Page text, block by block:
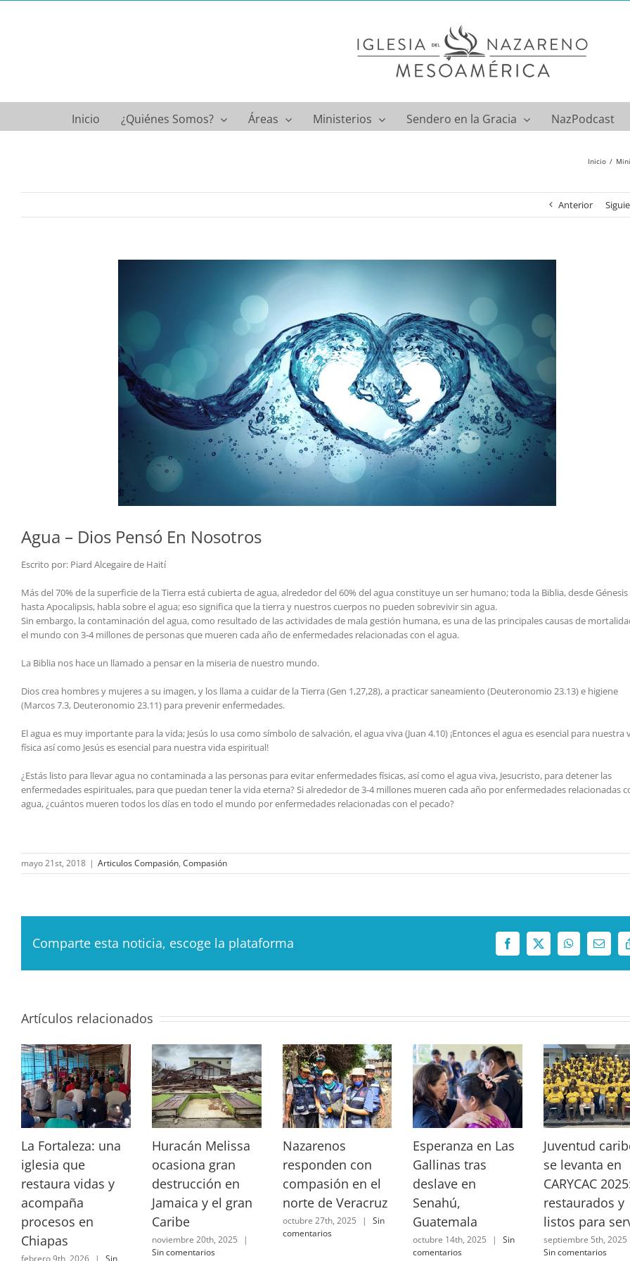
Inicio ¿Quiénes Somos? Áreas Ministerios Sendero en la Gracia NazPodcast
Inicio
Anterior
Agua – Dios Pensó En Nosotros
Escrito por: Piard Alcegaire de Haití
Más del 70% de la superficie de la Tierra está cubierta de agua, alrededor del 60% del agua constituye un ser humano; toda la Biblia, desde Génesis
hasta Apocalipsis, habla sobre el agua; eso significa que la tierra y nuestros cuerpos no pueden sobrevivir sin agua.
Sin embargo, la contaminación del agua, como resultado de las actividades de mala gestión humana, es una de las principales causas de
el mundo con 3-4 millones de personas que mueren cada año de enfermedades relacionadas con el agua.
La Biblia nos hace un llamado a pensar en la miseria de nuestro mundo.
Dios crea hombres y mujeres a su imagen, y los llama a cuidar de la Tierra (Gen 1,27,28), a practicar saneamiento (Deuteronomio 23.13) e higiene
(Marcos 7.3, Deuteronomio 23.11) para prevenir enfermedades.
El agua es muy importante para la vida; Jesús lo usa como símbolo de salvación, el agua viva (Juan 4.10) ¡Entonces el agua es esencial para nuestra
física así como Jesús es esencial para nuestra vida espiritual!
¿Estás listo para llevar agua no contaminada a las personas para evitar enfermedades físicas, así como el agua viva, Jesucristo, para detener las
enfermedades espirituales, para que puedan tener la vida eterna? Si alrededor de 3-4 millones mueren cada año por enfermedades relacionadas
agua, ¿cuántos mueren todos los días en todo el mundo por enfermedades relacionadas con el pecado?
mayo 21st, 2018 | Articulos Compasión, Compasión
Comparte esta noticia, escoge la plataforma Facebook
X WhatsAppCorreo
Artículos relacionados
La Fortaleza: una
iglesia que
restaura vidas y
acompaña
procesos en
Chiapas
febrero 9th, 2026 | Sin
Huracán Melissa
ocasiona gran
destrucción en
Jamaica y el gran
Caribe
noviembre 20th, 2025
|
Sin comentarios
Nazarenos
responden con
compasión en el
norte de Veracruz
octubre 27th, 2025 |
Sin
comentarios
Esperanza en Las
Gallinas tras
deslave en
Senahú,
Guatemala
octubre 14th, 2025 |
Sin
comentarios
Juventud
se levanta en
CARYCAC
restaurados y
listos para
septiembre 5th, 2025
Sin comentarios